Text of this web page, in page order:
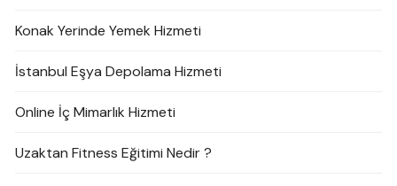
Konak Yerinde Yemek Hizmeti
İstanbul Eşya Depolama Hizmeti
Online İç Mimarlık Hizmeti
Uzaktan Fitness Eğitimi Nedir ?